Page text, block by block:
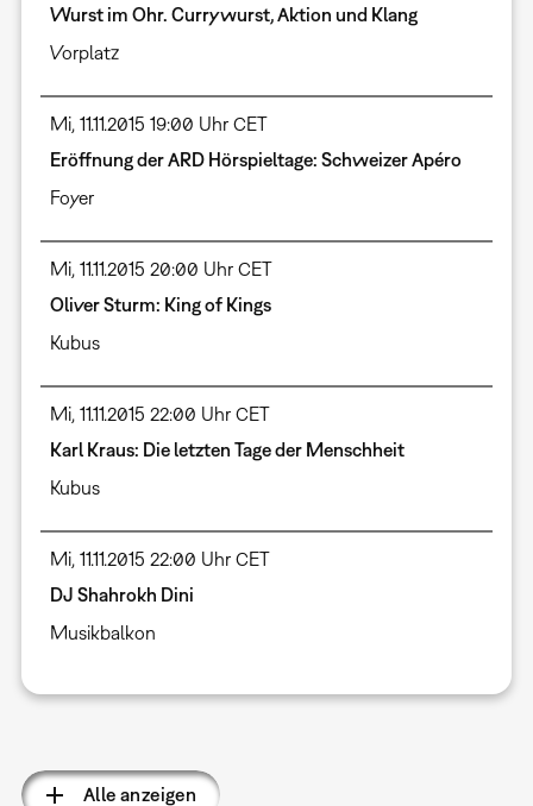
Wurst im Ohr. Currywurst, Aktion und Klang
Vorplatz
Mi, 11.11.2015 19:00 Uhr CET
Eröffnung der ARD Hörspieltage: Schweizer Apéro
Foyer
Mi, 11.11.2015 20:00 Uhr CET
Oliver Sturm: King of Kings
Kubus
Mi, 11.11.2015 22:00 Uhr CET
Karl Kraus: Die letzten Tage der Menschheit
Kubus
Mi, 11.11.2015 22:00 Uhr CET
DJ Shahrokh Dini
Musikbalkon
Alle anzeigen